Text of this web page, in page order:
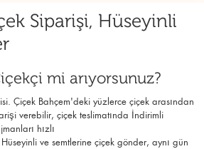
Siparişi, Hüseyinli
mi arıyorsunuz?
Çiçek Bahçem'deki yüzlerce çiçek arasından
verebilir, çiçek teslimatında İndirimli
hızlı
ve semtlerine çiçek gönder, aynı gün